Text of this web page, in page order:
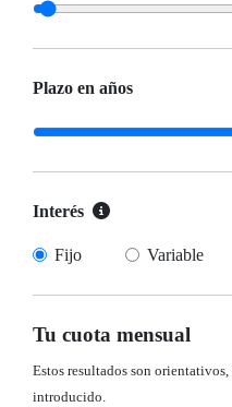
Plazo en años
Interés
Fijo Variable
Tu cuota mensual
Estos resultados son
introducido.